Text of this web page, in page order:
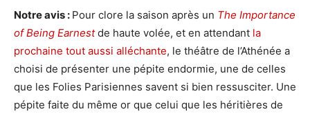
Notre avis : Pour clore la saison après un The Importance
of Being Earnestde haute volée, et en attendant la
prochaine tout aussi alléchante, le théâtre de l’Athénée a
choisi de présenter une pépite endormie, une de celles
que les Folies Parisiennes savent si bien ressusciter. Une
pépite faite du même or que celui que les héritières de